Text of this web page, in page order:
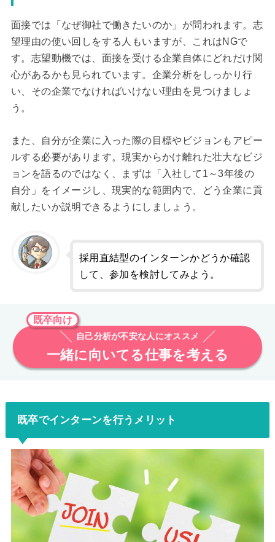
面接では「なぜ御社で働きたいのか」が問われます。志
望理由の使い回しをする人もいますが、これはNGで
す。志望動機では、面接を受ける企業自体にどれだけ関
心があるかも見られています。企業分析をしっかり行
い、その企業でなければいけない理由を見つけましょ
う。
また、自分が企業に入った際の目標やビジョンもアピー
ルする必要があります。現実からかけ離れた壮大なビジ
ョンを語るのではなく、まずは「入社して1～3年後の
自分」をイメージし、現実的な範囲内で、どう企業に貢
献したいか説明できるようにしましょう。
採用直結型のインターンかどうか確認
して、参加を検討してみよう。
既卒向け
自己分析が不安な人にオススメ
一緒に向いてる仕事を考える
既卒でインターンを行うメリット